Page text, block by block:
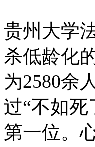
贵州大学
杀低龄化
为2580余
过“不如
第一位。